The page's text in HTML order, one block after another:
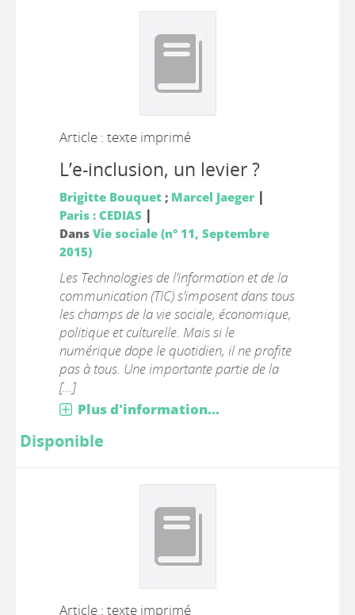
Article : texte imprimé
L’e-inclusion, un levier ?
Brigitte Bouquet; Marcel Jaeger |
Paris : CEDIAS |
Dans Vie sociale (n° 11, Septembre
2015)
Les Technologies de l’information et de la
communication (TIC) s’imposent dans tous
les champs de la vie sociale, économique,
politique et culturelle. Mais si le
numérique dope le quotidien, il ne profite
pas à tous. Une importante partie de la
[...]
Plus d'information...
Disponible
Article : texte imprimé